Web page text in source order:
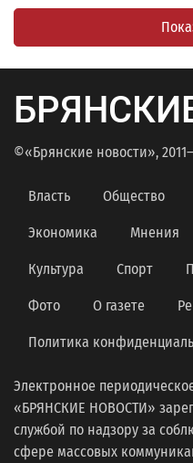
©«Брянские новости»,
Власть Общество
Экономика Мнения
Культура Спорт
Фото О газете
Политика
Электронное
«БРЯНСКИЕ НОВОСТИ»
службой по надзору за
сфере массовых